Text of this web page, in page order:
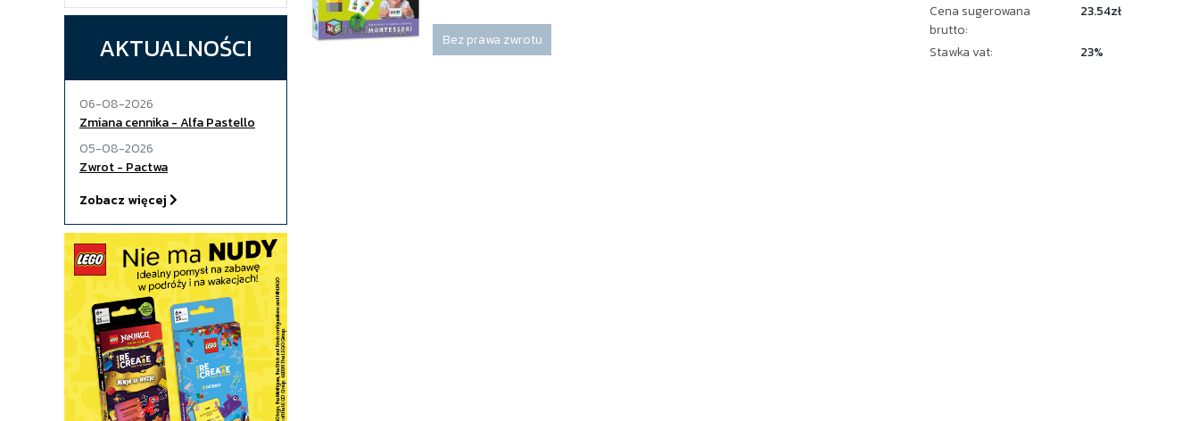
AKTUALNOŚCI
06-08-2026
Zmiana cennika - Alfa Pastello
05-08-2026
Zwrot - Pactwa
Zobacz więcej
Bez prawa zwrotu
Cena sugerowana
brutto:
23.54zł
Stawka vat: 23%